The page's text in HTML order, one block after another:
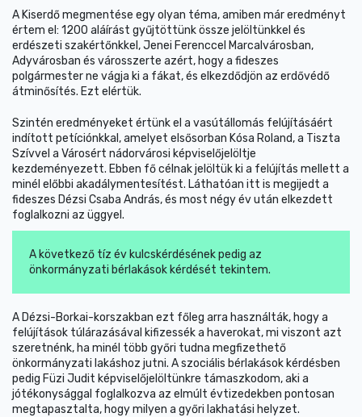
A Kiserdő megmentése egy olyan téma, amiben már eredményt
értem el: 1200 aláírást gyűjtöttünk össze jelöltünkkel és
erdészeti szakértőnkkel, Jenei Ferenccel Marcalvárosban,
Adyvárosban és városszerte azért, hogy a fideszes
polgármester ne vágja ki a fákat, és elkezdődjön az erdővédő
átminősítés. Ezt elértük.
Szintén eredményeket értünk el a vasútállomás felújításáért
indított petíciónkkal, amelyet elsősorban Kósa Roland, a Tiszta
Szívvel a Városért nádorvárosi képviselőjelöltje
kezdeményezett. Ebben fő célnak jelöltük ki a felújítás mellett a
minél előbbi akadálymentesítést. Láthatóan itt is megijedt a
fideszes Dézsi Csaba András, és most négy év után elkezdett
foglalkozni az üggyel.
A következő tíz év kulcskérdésének pedig az
önkormányzati bérlakások kérdését tekintem.
A Dézsi-Borkai-korszakban ezt főleg arra használták, hogy a
felújítások túlárazásával kifizessék a haverokat, mi viszont azt
szeretnénk, ha minél több győri tudna megfizethető
önkormányzati lakáshoz jutni. A szociális bérlakások kérdésben
pedig Füzi Judit képviselőjelöltünkre támaszkodom, aki a
jótékonysággal foglalkozva az elmúlt évtizedekben pontosan
megtapasztalta, hogy milyen a győri lakhatási helyzet.